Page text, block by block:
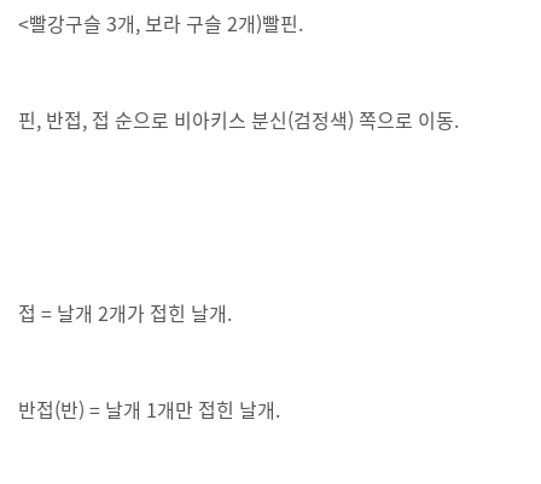
<빨강구슬 3개, 보라 구슬 2개)빨핀.
핀, 반접, 접 순으로 비아키스 분신(검정색) 쪽으로 이동.
접 = 날개 2개가 접힌 날개.
반접(반) = 날개 1개만 접힌 날개.